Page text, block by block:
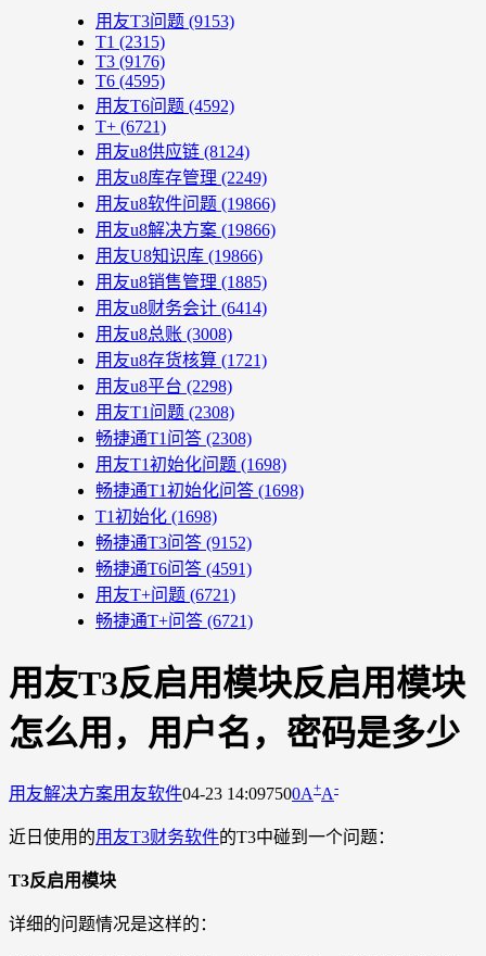
用友T3问题 (9153)
T1 (2315)
T3 (9176)
T6 (4595)
用友T6问题 (4592)
T+ (6721)
用友u8供应链 (8124)
用友u8库存管理 (2249)
用友u8软件问题 (19866)
用友u8解决方案 (19866)
用友U8知识库 (19866)
用友u8销售管理 (1885)
用友u8财务会计 (6414)
用友u8总账 (3008)
用友u8存货核算 (1721)
用友u8平台 (2298)
用友T1问题 (2308)
畅捷通T1问答 (2308)
用友T1初始化问题 (1698)
畅捷通T1初始化问答 (1698)
T1初始化 (1698)
畅捷通T3问答 (9152)
畅捷通T6问答 (4591)
用友T+问题 (6721)
畅捷通T+问答 (6721)
用友T3反启用模块反启用模块
怎么用，用户名，密码是多少
用友解决方案用友软件04-23 14:097500A+A-
近日使用的用友T3财务软件的T3中碰到一个问题：
T3反启用模块
详细的问题情况是这样的：